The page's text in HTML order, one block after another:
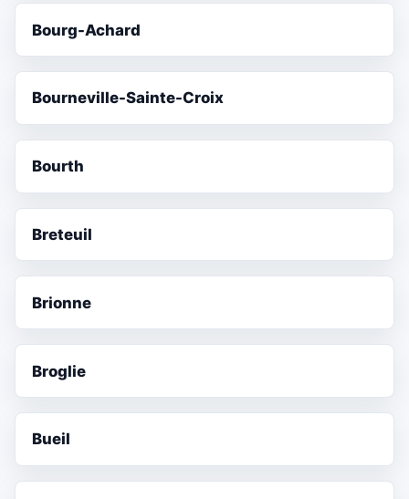
Bourg-Achard
Bourneville-Sainte-Croix
Bourth
Breteuil
Brionne
Broglie
Bueil